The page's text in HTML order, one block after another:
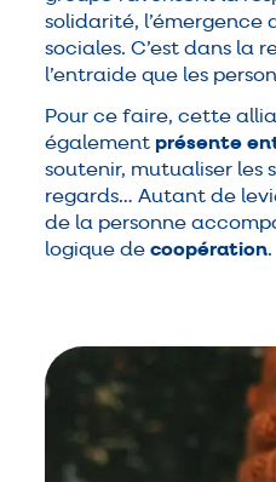
solidarité, l’émergence
sociales. C’est dans la
l’entraide que les
Pour ce faire, cette
également présente
soutenir, mutualiser les
regards… Autant de
de la personne
logique decoopération.